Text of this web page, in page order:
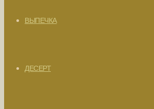
ВЫПЕЧКА
ДЕСЕРТ